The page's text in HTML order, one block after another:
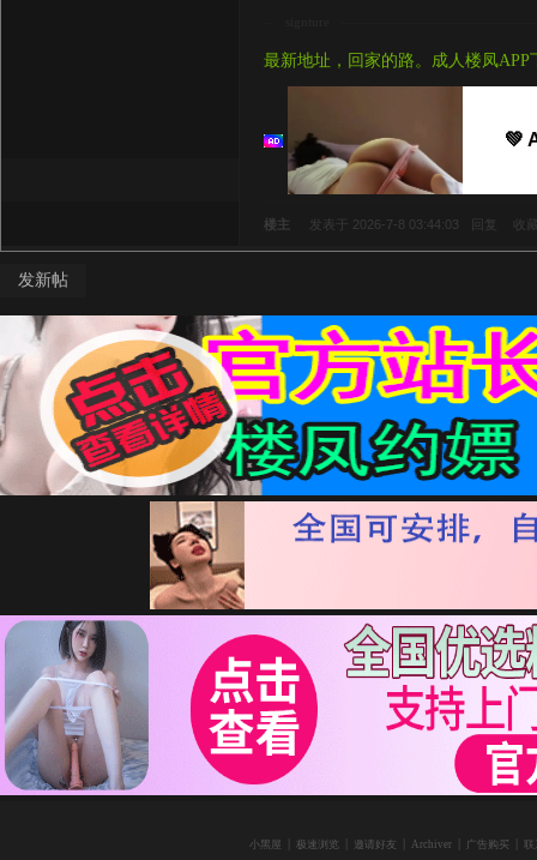
最新地址，回家的路。成人楼凤APP
💚
楼主 发表于 2026-7-8 03:44:03 回复 收
发新帖
小黑屋 极速浏览 邀请好友 Archiver 广告购买